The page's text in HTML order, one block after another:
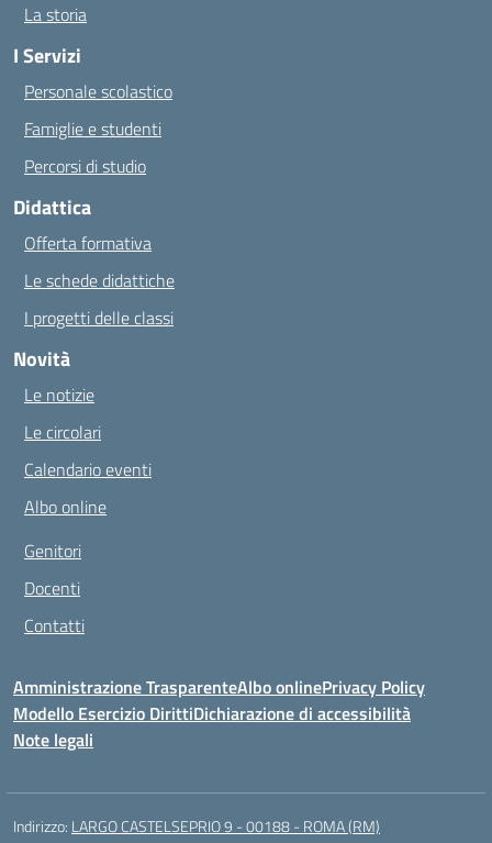
La storia
I Servizi
Personale scolastico
Famiglie e studenti
Percorsi di studio
Didattica
Offerta formativa
Le schede didattiche
I progetti delle classi
Novità
Le notizie
Le circolari
Calendario eventi
Albo online
Genitori
Docenti
Contatti
Amministrazione TrasparenteAlbo onlinePrivacy Policy
Modello Esercizio DirittiDichiarazione di accessibilità
Note legali
Indirizzo: LARGO CASTELSEPRIO 9 - 00188 - ROMA (RM)